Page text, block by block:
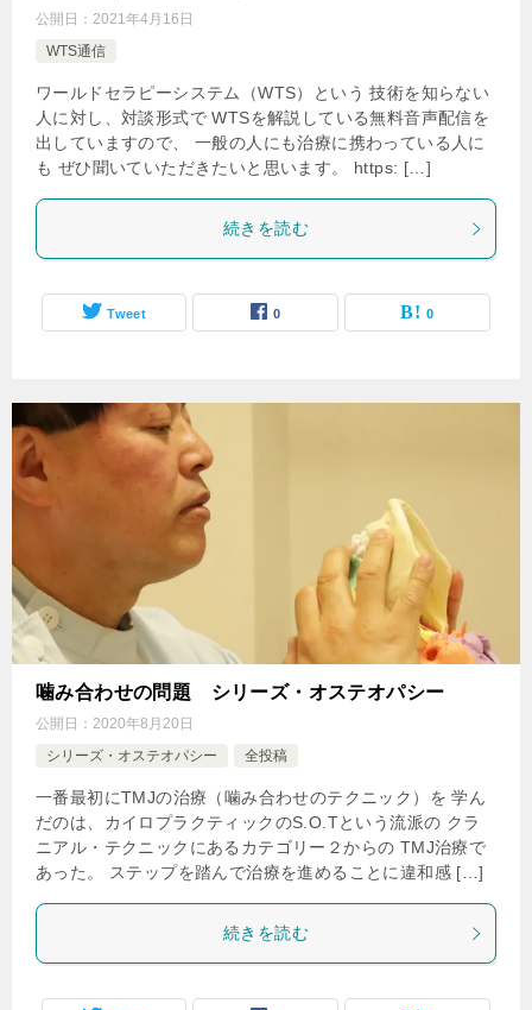
公開日： 2021年4月16日
WTS通信
ワールドセラピーシステム（WTS）という 技術を知らない
人に対し、対談形式で WTSを解説している無料音声配信を
出していますので、 一般の人にも治療に携わっている人に
も ぜひ聞いていただきたいと思います。 https: […]
続きを読む
Tweet 0 0
噛み合わせの問題 シリーズ・オステオパシー
公開日： 2020年8月20日
シリーズ・オステオパシー
全投稿
一番最初にTMJの治療（噛み合わせのテクニック）を 学ん
だのは、カイロプラクティックのS.O.Tという流派の クラ
ニアル・テクニックにあるカテゴリー２からの TMJ治療で
あった。 ステップを踏んで治療を進めることに違和感 […]
続きを読む